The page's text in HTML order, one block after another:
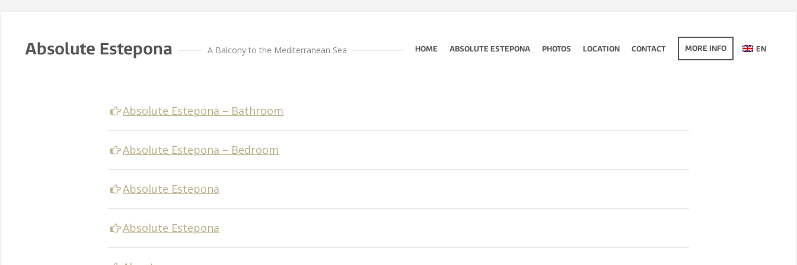
Absolute Estepona A Balcony to the Mediterranean Sea HOME ABSOLUTE ESTEPONA PHOTOS LOCATION CONTACT MORE INFO EN
Absolute Estepona – Bathroom
Absolute Estepona – Bedroom
Absolute Estepona
Absolute Estepona